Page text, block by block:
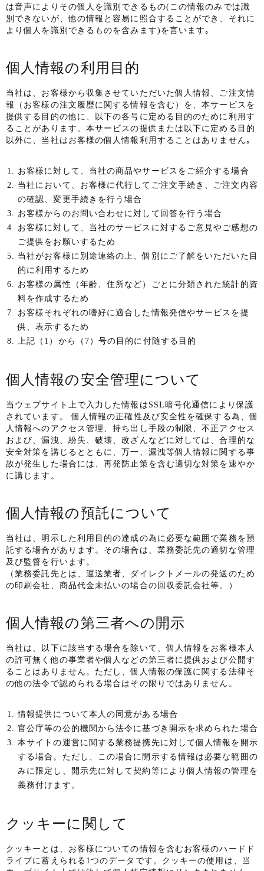
は音声によりその個人を識別できるもの(この情報のみでは識
別できないが、他の情報と容易に照合することができ、それに
より個人を識別できるものを含みます)を言います｡
個人情報の利用目的
当社は、お客様から収集させていただいた個人情報、ご注文情
報（お客様の注文履歴に関する情報を含む）を、本サービスを
提供する目的の他に、以下の各号に定める目的のために利用す
ることがあります。本サービスの提供または以下に定める目的
以外に、当社はお客様の個人情報利用することはありません｡
お客様に対して、当社の商品やサービスをご紹介する場合
当社において、お客様に代行してご注文手続き、ご注文内容
の確認、変更手続きを行う場合
お客様からのお問い合わせに対して回答を行う場合
お客様に対して、当社のサービスに対するご意見やご感想の
ご提供をお願いするため
当社がお客様に別途連絡の上、個別にご了解をいただいた目
的に利用するため
お客様の属性（年齢、住所など）ごとに分類された統計的資
料を作成するため
お客様それぞれの嗜好に適合した情報発信やサービスを提
供、表示するため
上記（1）から（7）号の目的に付随する目的
個人情報の安全管理について
当ウェブサイト上で入力した情報はSSL暗号化通信により保護
されています。 個人情報の正確性及び安全性を確保する為、個
人情報へのアクセス管理、持ち出し手段の制限、不正アクセス
および、漏洩、紛失、破壊、改ざんなどに対しては、合理的な
安全対策を講じるとともに、万一、漏洩等個人情報に関する事
故が発生した場合には、再発防止策を含む適切な対策を速やか
に講じます。
個人情報の預託について
当社は、明示した利用目的の達成の為に必要な範囲で業務を預
託する場合があります。その場合は、業務委託先の適切な管理
及び監督を行います。
（業務委託先とは、運送業者、ダイレクトメールの発送のため
の印刷会社、商品代金未払いの場合の回収委託会社等。）
個人情報の第三者への開示
当社は、以下に該当する場合を除いて、個人情報をお客様本人
の許可無く他の事業者や個人などの第三者に提供および公開す
ることはありません。ただし、個人情報の保護に関する法律そ
の他の法令で認められる場合はその限りではありません。
情報提供について本人の同意がある場合
官公庁等の公的機関から法令に基づき開示を求められた場合
本サイトの運営に関する業務提携先に対して個人情報を開示
する場合。ただし、この場合に開示する情報は必要な範囲の
みに限定し、開示先に対して契約等により個人情報の管理を
義務付けます。
クッキーに関して
クッキーとは、お客様についての情報を含むお客様のハードド
ライブに蓄えられる1つのデータです。クッキーの使用は、当